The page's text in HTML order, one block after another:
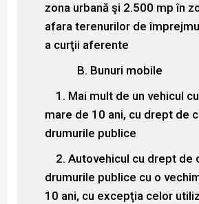
zona urbană şi 2.500 mp în
afara terenurilor de
a curţii aferente
B. Bunuri mobile
1. Mai mult de un vehicul
mare de 10 ani, cu drept de
drumurile publice
2. Autovehicul cu drept de
drumurile publice cu o
10 ani, cu excepţia celor